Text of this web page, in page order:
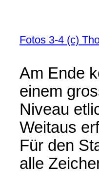
Fotos 3-4 (c)
Am Ende
einem
Niveau
Weitaus
Für den
alle